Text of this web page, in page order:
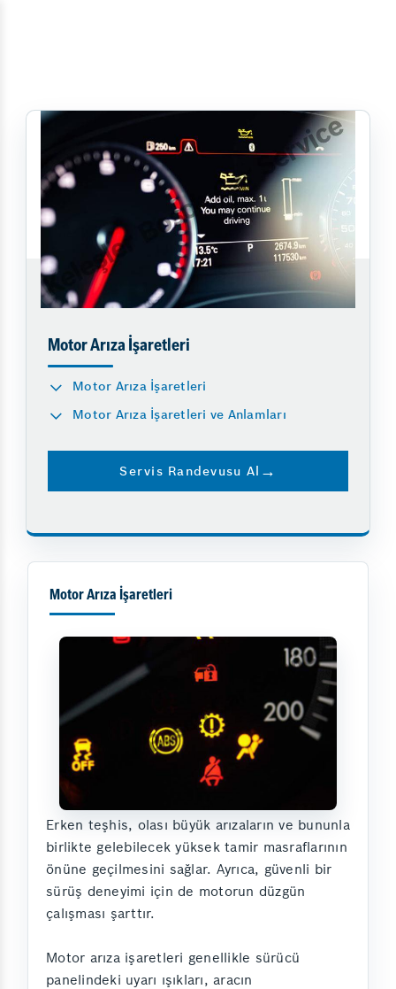
Motor Arıza İşaretleri
Motor Arıza İşaretleri
Motor Arıza İşaretleri ve Anlamları
Servis Randevusu Al
Motor Arıza İşaretleri
Erken teşhis, olası büyük arızaların ve bununla
birlikte gelebilecek yüksek tamir masraflarının
önüne geçilmesini sağlar. Ayrıca, güvenli bir
sürüş deneyimi için de motorun düzgün
çalışması şarttır.
Motor arıza işaretleri genellikle sürücü
panelindeki uyarı ışıkları, aracın